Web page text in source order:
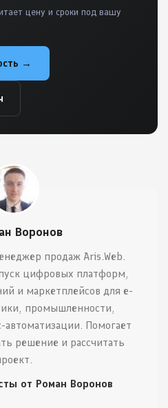
цену и сроки под вашу
→
Воронов
продаж Aris.Web.
цифровых платформ,
и маркетплейсов для e-
промышленности,
автоматизации. Помогает
решение и рассчитать
от Роман Воронов